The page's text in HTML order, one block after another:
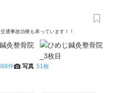
通事故治療も承っています！！
件 写真 51枚